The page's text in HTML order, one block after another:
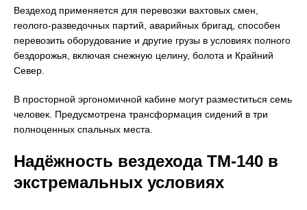
Вездеход применяется для перевозки вахтовых смен,
геолого-разведочных партий, аварийных бригад, способен
перевозить оборудование и другие грузы в условиях полного
бездорожья, включая снежную целину, болота и Крайний
Север.
В просторной эргономичной кабине могут разместиться семь
человек. Предусмотрена трансформация сидений в три
полноценных спальных места.
Надёжность вездехода ТМ-140 в
экстремальных условиях